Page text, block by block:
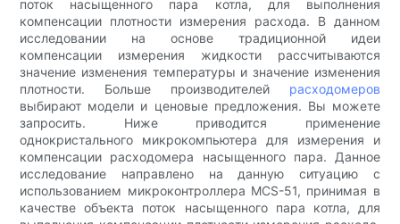
поток насыщенного пара котла, для выполнения
компенсации плотности измерения расхода. В данном
исследовании на основе традиционной идеи
компенсации измерения жидкости рассчитываются
значение изменения температуры и значение изменения
плотности. Больше производителей расходомеров
выбирают модели и ценовые предложения. Вы можете
запросить. Ниже приводится применение
однокристального микрокомпьютера для измерения и
компенсации расходомера насыщенного пара. Данное
исследование направлено на данную ситуацию с
использованием микроконтроллера MCS-51, принимая в
качестве объекта поток насыщенного пара котла, для